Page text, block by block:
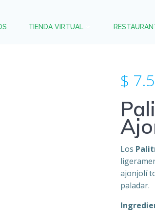
TIENDA VIRTUAL
$
Los
ajonjolí
paladar.